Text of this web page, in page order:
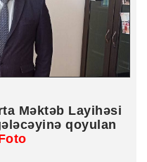
Məktəb Layihəsi
qoyulan